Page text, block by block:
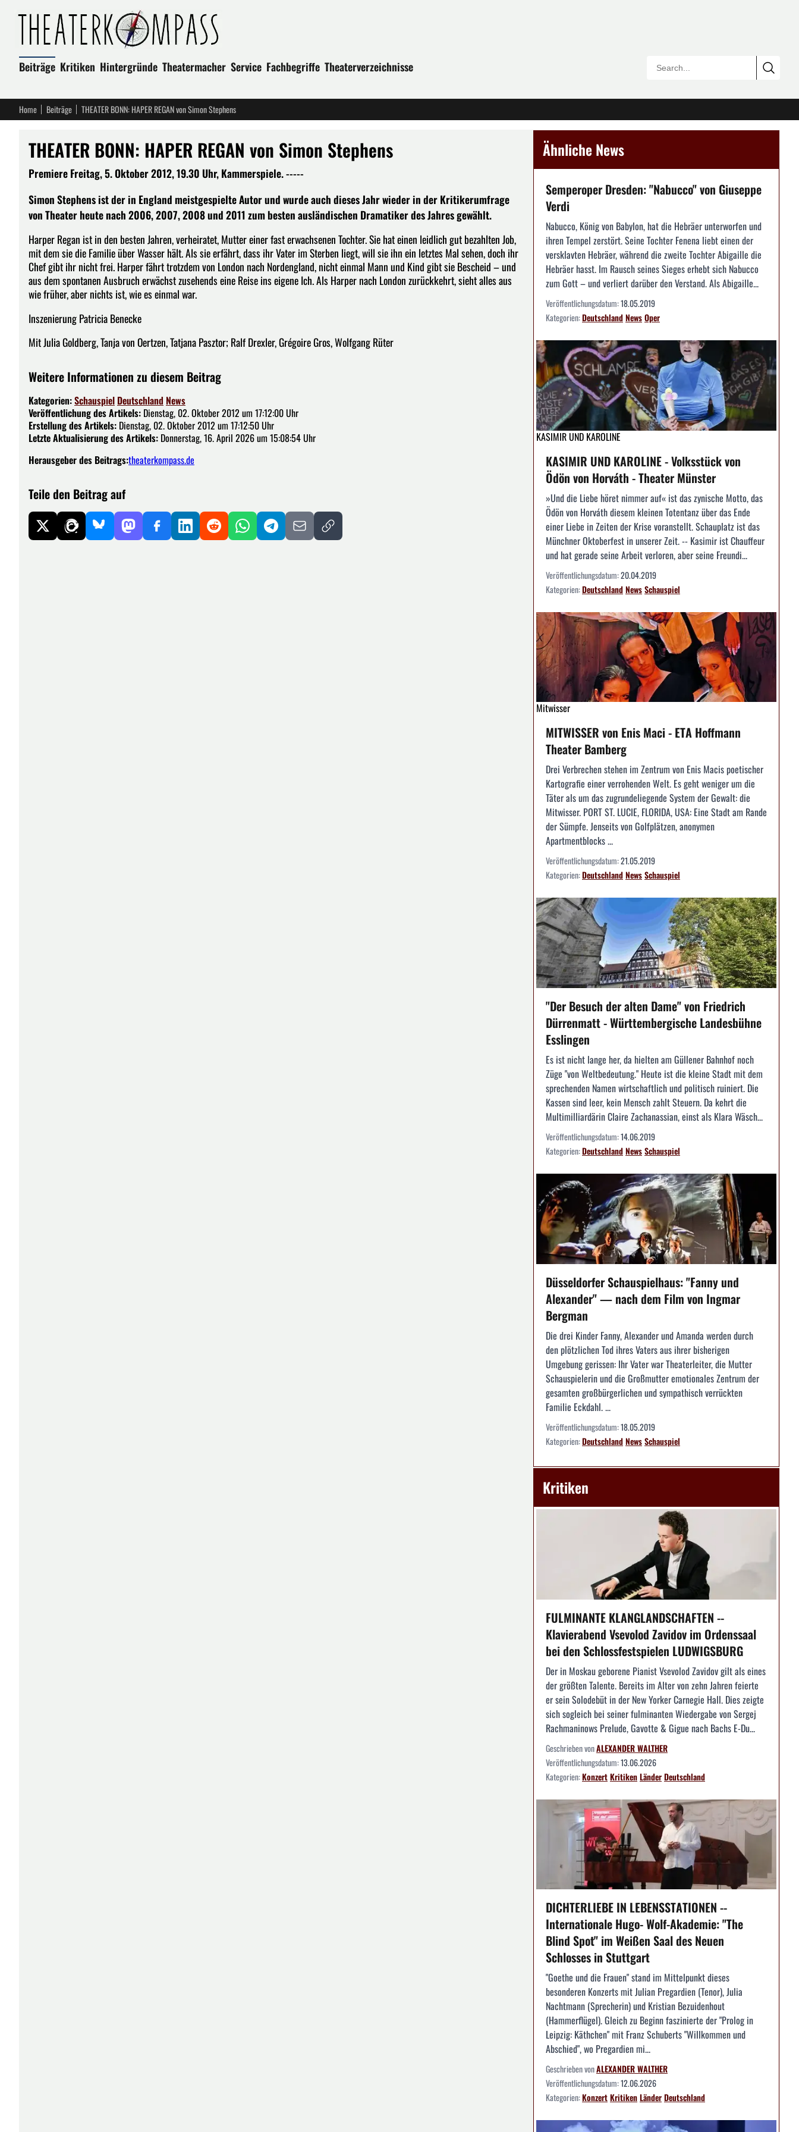
Beiträge Kritiken Hintergründe Theatermacher Service Fachbegriffe Theaterverzeichnisse
Home Beiträge THEATER BONN: HAPER REGAN von Simon Stephens
THEATER BONN: HAPER REGAN von Simon Stephens
Premiere Freitag, 5. Oktober 2012, 19.30 Uhr, Kammerspiele. -----
Simon Stephens ist der in England meistgespielte Autor und wurde auch dieses Jahr wieder in der Kritikerumfrage
von Theater heute nach 2006, 2007, 2008 und 2011 zum besten ausländischen Dramatiker des Jahres gewählt.
Harper Regan ist in den besten Jahren, verheiratet, Mutter einer fast erwachsenen Tochter. Sie hat einen leidlich gut bezahlten Job,
mit dem sie die Familie über Wasser hält. Als sie erfährt, dass ihr Vater im Sterben liegt, will sie ihn ein letztes Mal sehen, doch ihr
Chef gibt ihr nicht frei. Harper fährt trotzdem von London nach Nordengland, nicht einmal Mann und Kind gibt sie Bescheid – und
aus dem spontanen Ausbruch erwächst zusehends eine Reise ins eigene Ich. Als Harper nach London zurückkehrt, sieht alles aus
wie früher, aber nichts ist, wie es einmal war.
Inszenierung Patricia Benecke
Mit Julia Goldberg, Tanja von Oertzen, Tatjana Pasztor; Ralf Drexler, Grégoire Gros, Wolfgang Rüter
Weitere Informationen zu diesem Beitrag
Kategorien:Schauspiel Deutschland News
Veröffentlichung des Artikels: Dienstag, 02. Oktober 2012 um 17:12:00 Uhr
Erstellung des Artikels: Dienstag, 02. Oktober 2012 um 17:12:50 Uhr
Letzte Aktualisierung des Artikels: Donnerstag, 16. April 2026 um 15:08:54 Uhr
Herausgeber des Beitrags:theaterkompass.de
Teile den Beitrag auf
Ähnliche News
Semperoper Dresden: "Nabucco" von Giuseppe
Verdi
Nabucco, König von Babylon, hat die Hebräer unterworfen und
ihren Tempel zerstört. Seine Tochter Fenena liebt einen der
versklavten Hebräer, während die zweite Tochter Abigaille die
Hebräer hasst. Im Rausch seines Sieges erhebt sich Nabucco
zum Gott – und verliert darüber den Verstand. Als Abigaille...
Veröffentlichungsdatum:18.05.2019
Kategorien:DeutschlandNewsOper
KASIMIR UND KAROLINE
KASIMIR UND KAROLINE - Volksstück von
Ödön von Horváth - Theater Münster
»Und die Liebe höret nimmer auf« ist das zynische Motto, das
Ödön von Horváth diesem kleinen Totentanz über das Ende
einer Liebe in Zeiten der Krise voranstellt. Schauplatz ist das
Münchner Oktoberfest in unserer Zeit. -- Kasimir ist Chauffeur
und hat gerade seine Arbeit verloren, aber seine Freundi...
Veröffentlichungsdatum:20.04.2019
Kategorien:DeutschlandNewsSchauspiel
Mitwisser
MITWISSER von Enis Maci - ETA Hoffmann
Theater Bamberg
Drei Verbrechen stehen im Zentrum von Enis Macis poetischer
Kartografie einer verrohenden Welt. Es geht weniger um die
Täter als um das zugrundeliegende System der Gewalt: die
Mitwisser. PORT ST. LUCIE, FLORIDA, USA: Eine Stadt am Rande
der Sümpfe. Jenseits von Golfplätzen, anonymen
Apartmentblocks ...
Veröffentlichungsdatum:21.05.2019
Kategorien:DeutschlandNewsSchauspiel
"Der Besuch der alten Dame" von Friedrich
Dürrenmatt - Württembergische Landesbühne
Esslingen
Es ist nicht lange her, da hielten am Güllener Bahnhof noch
Züge "von Weltbedeutung." Heute ist die kleine Stadt mit dem
sprechenden Namen wirtschaftlich und politisch ruiniert. Die
Kassen sind leer, kein Mensch zahlt Steuern. Da kehrt die
Multimilliardärin Claire Zachanassian, einst als Klara Wäsch...
Veröffentlichungsdatum:14.06.2019
Kategorien:DeutschlandNewsSchauspiel
Düsseldorfer Schauspielhaus: "Fanny und
Alexander" — nach dem Film von Ingmar
Bergman
Die drei Kinder Fanny, Alexander und Amanda werden durch
den plötzlichen Tod ihres Vaters aus ihrer bisherigen
Umgebung gerissen: Ihr Vater war Theaterleiter, die Mutter
Schauspielerin und die Großmutter emotionales Zentrum der
gesamten großbürgerlichen und sympathisch verrückten
Familie Eckdahl. ...
Veröffentlichungsdatum:18.05.2019
Kategorien:DeutschlandNewsSchauspiel
Kritiken
FULMINANTE KLANGLANDSCHAFTEN --
Klavierabend Vsevolod Zavidov im Ordenssaal
bei den Schlossfestspielen LUDWIGSBURG
Der in Moskau geborene Pianist Vsevolod Zavidov gilt als eines
der größten Talente. Bereits im Alter von zehn Jahren feierte
er sein Solodebüt in der New Yorker Carnegie Hall. Dies zeigte
sich sogleich bei seiner fulminanten Wiedergabe von Sergej
Rachmaninows Prelude, Gavotte & Gigue nach Bachs E-Du...
Geschrieben vonALEXANDER WALTHER
Veröffentlichungsdatum:13.06.2026
Kategorien:KonzertKritikenLänderDeutschland
DICHTERLIEBE IN LEBENSSTATIONEN --
Internationale Hugo- Wolf-Akademie: "The
Blind Spot" im Weißen Saal des Neuen
Schlosses in Stuttgart
"Goethe und die Frauen" stand im Mittelpunkt dieses
besonderen Konzerts mit Julian Pregardien (Tenor), Julia
Nachtmann (Sprecherin) und Kristian Bezuidenhout
(Hammerflügel). Gleich zu Beginn faszinierte der "Prolog in
Leipzig: Käthchen" mit Franz Schuberts "Willkommen und
Abschied", wo Pregardien mi...
Geschrieben vonALEXANDER WALTHER
Veröffentlichungsdatum:12.06.2026
Kategorien:KonzertKritikenLänderDeutschland